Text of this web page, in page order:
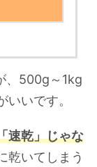
、500g～1kg
いです。
速乾」じゃな
乾いてしまう